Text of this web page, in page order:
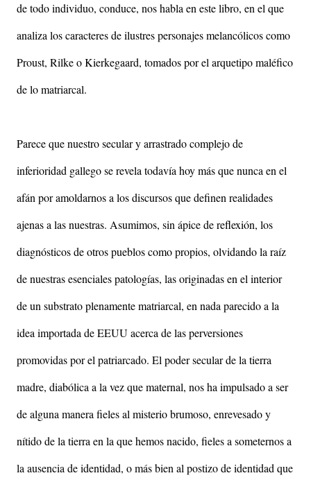
de todo individuo, conduce, nos habla en este libro, en el que
analiza los caracteres de ilustres personajes melancólicos como
Proust, Rilke o Kierkegaard, tomados por el arquetipo maléfico
de lo matriarcal.
Parece que nuestro secular y arrastrado complejo de
inferioridad gallego se revela todavía hoy más que nunca en el
afán por amoldarnos a los discursos que definen realidades
ajenas a las nuestras. Asumimos, sin ápice de reflexión, los
diagnósticos de otros pueblos como propios, olvidando la raíz
de nuestras esenciales patologías, las originadas en el interior
de un substrato plenamente matriarcal, en nada parecido a la
idea importada de EEUU acerca de las perversiones
promovidas por el patriarcado. El poder secular de la tierra
madre, diabólica a la vez que maternal, nos ha impulsado a ser
de alguna manera fieles al misterio brumoso, enrevesado y
nítido de la tierra en la que hemos nacido, fieles a someternos a
la ausencia de identidad, o más bien al postizo de identidad que